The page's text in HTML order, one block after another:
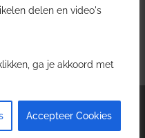
delen en video's
ga je akkoord met
Accepteer Cookies
Envinceby ThemeGrill.